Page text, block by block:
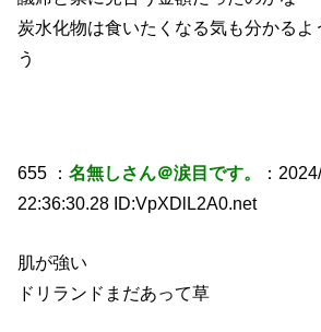
炭水化物は食いたくなる気も分かるよ
う
655 ：名無しさん＠涙目です。
：
22:36:30.28 ID:VpXDlL2A0.net
肌が強い
ドリランドまだあって草